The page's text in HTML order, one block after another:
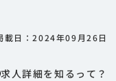
載日：2024年09月26日
求人詳細を知るって？